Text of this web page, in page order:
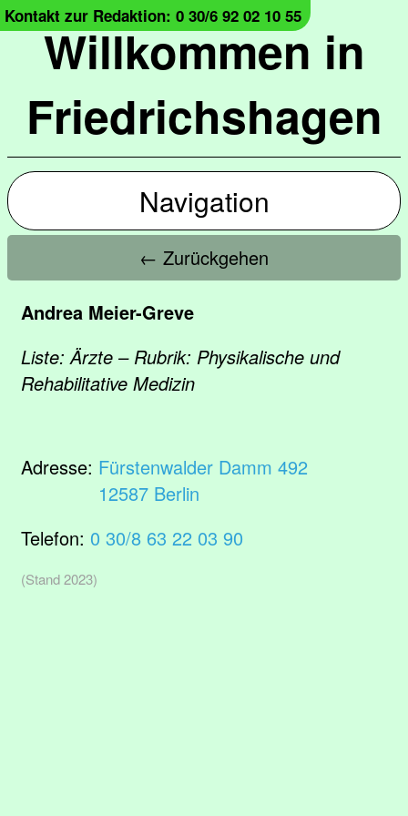
Willkommen in
Friedrichshagen
Kontakt zur Redaktion: 0 30/6 92 02 10 55
Navigation
← Zurückgehen
Andrea Meier-Greve
Liste: Ärzte – Rubrik: Physikalische und
Rehabilitative Medizin
Adresse: Fürstenwalder Damm 492
12587 Berlin
Telefon: 0 30/8 63 22 03 90
(Stand 2023)